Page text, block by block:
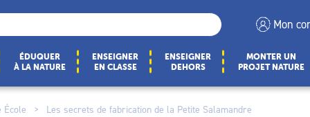
Mon
ÉDUQUER
À LA NATURE
ENSEIGNER
EN CLASSE
ENSEIGNER
DEHORS
MONTER UN
PROJET NATURE
École > Les secrets de fabrication de la Petite Salamandre